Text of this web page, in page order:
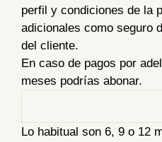
perfil y condiciones de la
adicionales como seguro
del cliente.
En caso de pagos por
meses podrías abonar.
Lo habitual son 6, 9 o 12